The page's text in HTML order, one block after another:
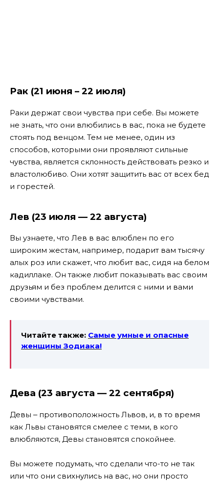
Рак (21 июня – 22 июля)
Раки держат свои чувства при себе. Вы можете
не знать, что они влюбились в вас, пока не будете
стоять под венцом. Тем не менее, один из
способов, которыми они проявляют сильные
чувства, является склонность действовать резко и
властолюбиво. Они хотят защитить вас от всех бед
и горестей.
Лев (23 июля — 22 августа)
Вы узнаете, что Лев в вас влюблен по его
широким жестам, например, подарит вам тысячу
алых роз или скажет, что любит вас, сидя на белом
кадиллаке. Он также любит показывать вас своим
друзьям и без проблем делится с ними и вами
своими чувствами.
Читайте также: Самые умные и опасные
женщины Зодиака!
Дева (23 августа — 22 сентября)
Девы ‒ противоположность Львов, и, в то время
как Львы становятся смелее с теми, в кого
влюбляются, Девы становятся спокойнее.
Вы можете подумать, что сделали что-то не так
или что они свихнулись на вас, но они просто